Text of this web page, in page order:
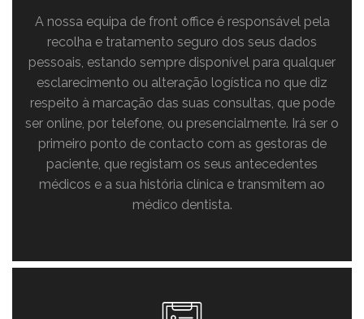
A nossa equipa de front office é responsável pela
recolha e tratamento seguro dos seus dados
pessoais, estando sempre disponível para qualquer
esclarecimento ou alteração logística no que diz
respeito à marcação das suas consultas, que pode
ser online, por telefone, ou presencialmente. Irá ser o
primeiro ponto de contacto com as gestoras de
paciente, que registam os seus antecedentes
médicos e a sua história clínica e transmitem ao
médico dentista.